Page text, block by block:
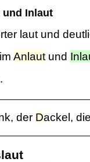
und Inlaut
laut und
Anlautund
der Dackel,